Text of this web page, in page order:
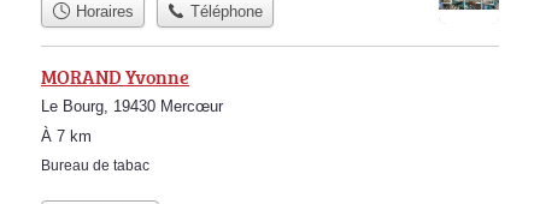
Horaires Téléphone
MORAND Yvonne
Le Bourg, 19430 Mercœur
À 7 km
Bureau de tabac